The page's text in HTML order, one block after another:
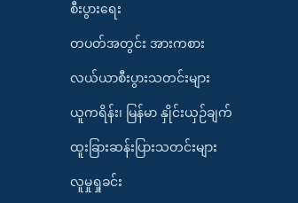
စီးပွားရေး
တပတ်အတွင်း အားကစား
လယ်ယာစီးပွားသတင်းများ
ယူကရိန်း၊ မြန်မာ နှိုင်းယှဉ်ချက်
ထူးခြားဆန်းပြားသတင်းများ
လူမှုရှုခင်း